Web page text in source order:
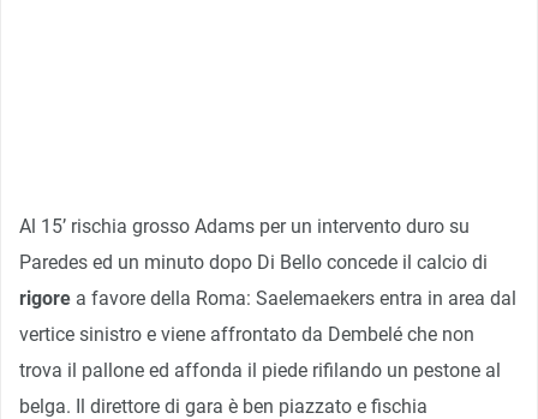
Al 15’ rischia grosso Adams per un intervento duro su
Paredes ed un minuto dopo Di Bello concede il calcio di
rigore a favore della Roma: Saelemaekers entra in area dal
vertice sinistro e viene affrontato da Dembelé che non
trova il pallone ed affonda il piede rifilando un pestone al
belga. Il direttore di gara è ben piazzato e fischia